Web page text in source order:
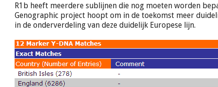
R1b heeft meerdere sublijnen die nog moeten worden
Genographic project hoopt om in de toekomst meer
in de onderverdeling van deze duidelijk Europese lijn.